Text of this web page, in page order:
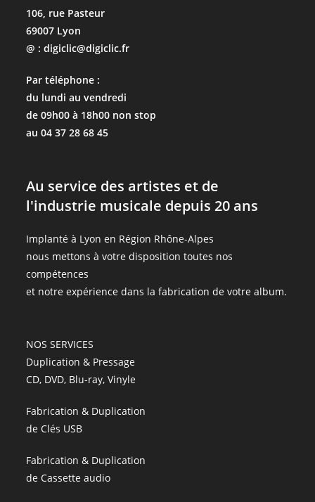
106, rue Pasteur
69007 Lyon
@ : digiclic@digiclic.fr
Par téléphone :
du lundi au vendredi
de 09h00 à 18h00 non stop
au 04 37 28 68 45
Au service des artistes et de
l'industrie musicale depuis 20 ans
Implanté à Lyon en Région Rhône-Alpes
nous mettons à votre disposition toutes nos
compétences
et notre expérience dans la fabrication de votre album.
NOS SERVICES
Duplication & Pressage
CD, DVD, Blu-ray, Vinyle
Fabrication & Duplication
de Clés USB
Fabrication & Duplication
de Cassette audio